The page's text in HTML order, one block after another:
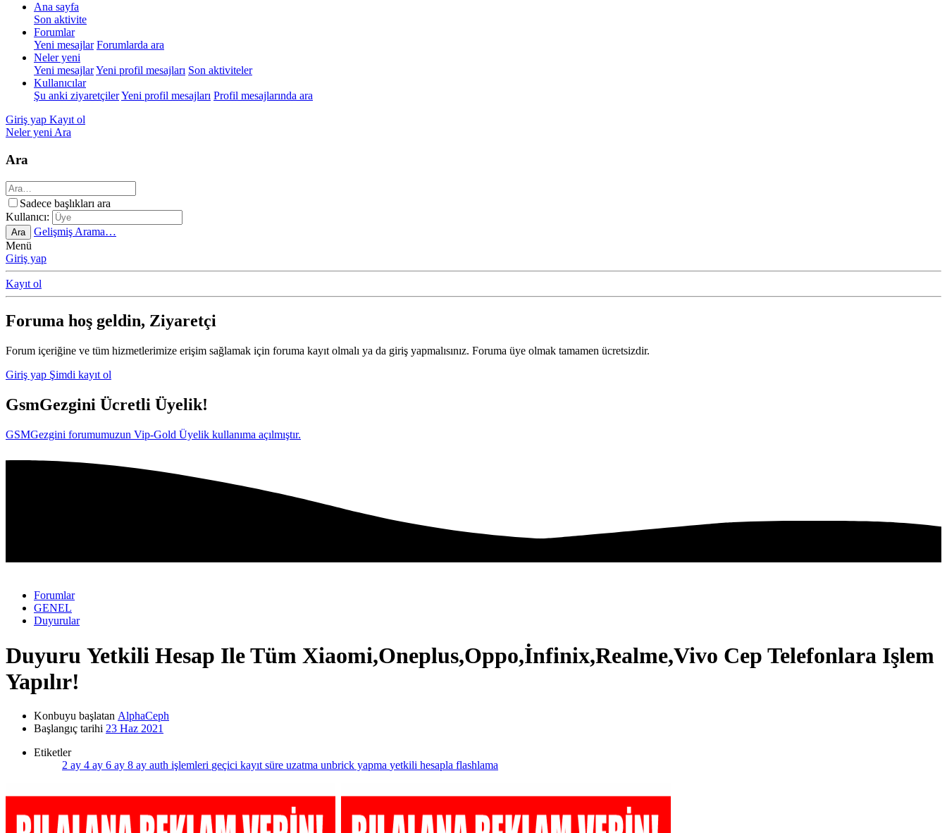
Ana sayfa
Son aktivite
Forumlar
Yeni mesajlar Forumlarda ara
Neler yeni
Yeni mesajlarYeni profil mesajları Son aktiviteler
Kullanıcılar
Şu anki ziyaretçilerYeni profil mesajları Profil mesajlarında ara
Giriş yap Kayıt ol
Neler yeniAra
Ara
Sadece başlıkları ara
Kullanıcı:
Ara
Gelişmiş Arama…
Menü
Giriş yap
Kayıt ol
Foruma hoş geldin, Ziyaretçi
Forum içeriğine ve tüm hizmetlerimize erişim sağlamak için foruma kayıt olmalı ya da giriş yapmalısınız. Foruma üye olmak tamamen ücretsizdir.
Giriş yap Şimdi kayıt ol
GsmGezgini Ücretli Üyelik!
GSMGezgini forumumuzun Vip-Gold Üyelik kullanıma açılmıştır.
Forumlar
GENEL
Duyurular
Duyuru Yetkili Hesap Ile Tüm Xiaomi,Oneplus,Oppo,İnfinix,Realme,Vivo Cep Telefonlara Işlem
Yapılır!
Konbuyu başlatan AlphaCeph
Başlangıç tarihi 23 Haz 2021
Etiketler
2 ay 4 ay 6 ay 8 ay auth işlemleri geçici kayıt süre uzatma unbrick yapma yetkili hesapla flashlama